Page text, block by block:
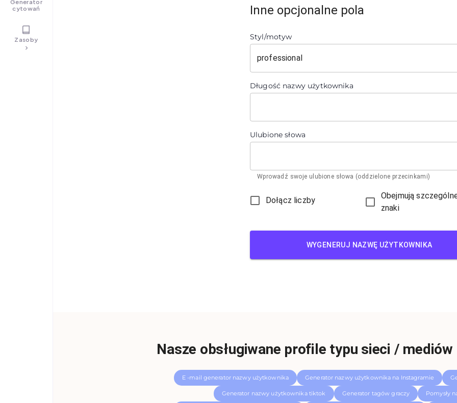
Generator
cytowań
Zasoby
Inne opcjonalne pola
Styl/motyw
professional
Długość nazwy użytkownika
Ulubione słowa
Wprowadź swoje ulubione słowa (oddzielone przecinkami)
Dołącz liczby
Obejmują
znaki
WYGENERUJ NAZWĘ UŻYTKOWNIKA
Nasze obsługiwane profile typu sieci /
E -mail generator nazwy użytkownika Generator nazwy użytkownika na Instagramie
Generator nazwy użytkownika tiktok Generator tagów graczy Pomysły